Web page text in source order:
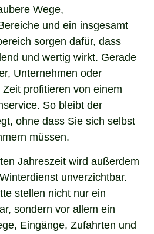
Wege,
und ein insgesamt
sorgen dafür, dass
und wertig wirkt. Gerade
Unternehmen oder
profitieren von einem
So bleibt der
ohne dass Sie sich selbst
müssen.
Jahreszeit wird außerdem
unverzichtbar.
stellen nicht nur ein
sondern vor allem ein
Eingänge, Zufahrten und